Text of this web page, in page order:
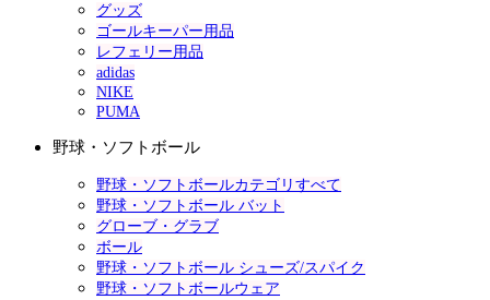
グッズ
ゴールキーパー用品
レフェリー用品
adidas
NIKE
PUMA
野球・ソフトボール
野球・ソフトボールカテゴリすべて
野球・ソフトボール バット
グローブ・グラブ
ボール
野球・ソフトボール シューズ/スパイク
野球・ソフトボールウェア